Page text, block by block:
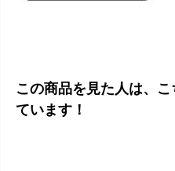
この商品を見た人は、
ています！